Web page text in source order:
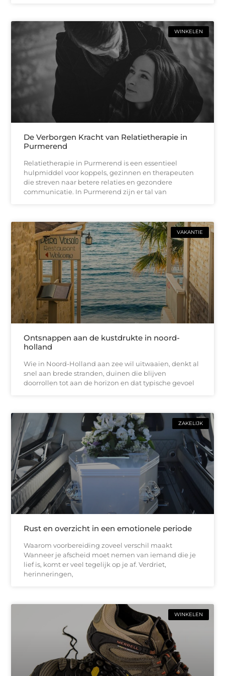
WINKELEN
De Verborgen Kracht van Relatietherapie in
Purmerend
Relatietherapie in Purmerend is een essentieel
hulpmiddel voor koppels, gezinnen en therapeuten
die streven naar betere relaties en gezondere
communicatie. In Purmerend zijn er tal van
VAKANTIE
Ontsnappen aan de kustdrukte in noord-
holland
Wie in Noord-Holland aan zee wil uitwaaien, denkt al
snel aan brede stranden, duinen die blijven
doorrollen tot aan de horizon en dat typische gevoel
ZAKELIJK
Rust en overzicht in een emotionele periode
Waarom voorbereiding zoveel verschil maakt
Wanneer je afscheid moet nemen van iemand die je
lief is, komt er veel tegelijk op je af. Verdriet,
herinneringen,
WINKELEN